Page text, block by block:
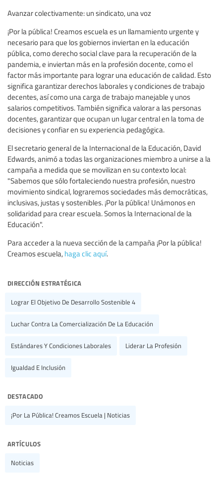
Avanzar colectivamente: un sindicato, una voz
¡Por la pública! Creamos escuela es un llamamiento urgente y
necesario para que los gobiernos inviertan en la educación
pública, como derecho social clave para la recuperación de la
pandemia, e inviertan más en la profesión docente, como el
factor más importante para lograr una educación de calidad. Esto
significa garantizar derechos laborales y condiciones de trabajo
decentes, así como una carga de trabajo manejable y unos
salarios competitivos. También significa valorar a las personas
docentes, garantizar que ocupan un lugar central en la toma de
decisiones y confiar en su experiencia pedagógica.
El secretario general de la Internacional de la Educación, David
Edwards, animó a todas las organizaciones miembro a unirse a la
campaña a medida que se movilizan en su contexto local:
"Sabemos que sólo fortaleciendo nuestra profesión, nuestro
movimiento sindical, lograremos sociedades más democráticas,
inclusivas, justas y sostenibles. ¡Por la pública! Unámonos en
solidaridad para crear escuela. Somos la Internacional de la
Educación".
Para acceder a la nueva sección de la campaña ¡Por la pública!
Creamos escuela, haga clic aquí.
dirección estratégica
Lograr El Objetivo De Desarrollo Sostenible 4
Luchar Contra La Comercialización De La Educación
Estándares Y Condiciones Laborales Liderar La Profesión
Igualdad E Inclusión
destacado
¡Por La Pública! Creamos Escuela | Noticias
artículos
Noticias